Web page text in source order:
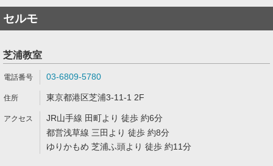
セルモ
芝浦教室
03-6809-5780
東京都港区芝浦3-11-1 2F
JR山手線 田町より 徒歩 約6分
都営浅草線 三田より 徒歩 約8分
ゆりかもめ 芝浦ふ頭より 徒歩 約11分